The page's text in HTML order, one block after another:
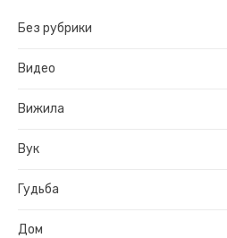
Без рубрики
Видео
Вижила
Вук
Гудьба
Дом